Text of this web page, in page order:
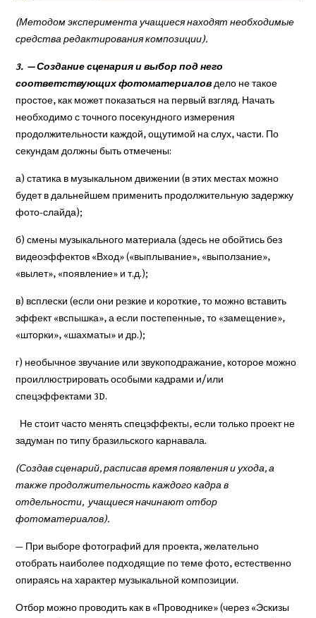
(Методом эксперимента учащиеся нахо­дят необходимые
средства редактирования композиции).
3. — Создание сценария и выбор под него
соответствующих фотоматериаловдело не такое
простое, как может показаться на первый взгляд. Начать
необходимо с точного посекундного измерения
продолжительности каждой, ощутимой на слух, части. По
секундам должны быть отмечены:
а) статика в музыкальном движении (в этих местах можно
будет в дальнейшем применить продолжительную задержку
фото-слайда);
б) смены музыкального материала (здесь не обойтись без
видеоэффектов «Вход» («выплывание», «выползание»,
«вылет», «появление» и т.д.);
в) всплески (если они резкие и короткие, то можно вставить
эффект «вспышка», а если постепенные, то «замещение»,
«шторки», «шахматы» и др.);
г) необычное звучание или звукоподражание, которое можно
проиллюстрировать особыми кадрами и/или
спецэффектами 3D.
Не стоит часто менять спецэффекты, если только проект не
задуман по типу бразильского карнавала.
(Создав сценарий, расписав время появления и ухода, а
также продолжительность каждого кадра в
отдельности, учащиеся начинают отбор
фотоматериалов).
— При выборе фотографий для проекта, желательно
отобрать наиболее подходящие по теме фото, естественно
опираясь на характер музыкальной композиции.
Отбор можно про­водить как в «Проводнике» (через «Эс­кизы